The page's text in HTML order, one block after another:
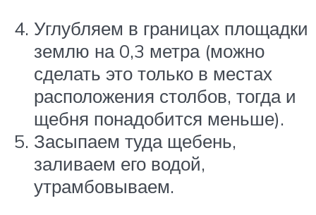
Углубляем в границах площадки
землю на 0,3 метра (можно
сделать это только в местах
расположения столбов, тогда и
щебня понадобится меньше).
Засыпаем туда щебень,
заливаем его водой,
утрамбовываем.